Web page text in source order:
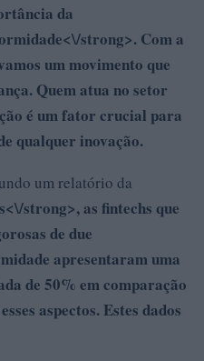
da
strong>. Com a
um movimento que
Quem atua no setor
é um fator crucial para
qualquer inovação.
um relatório da
strong>, as fintechs que
de due
apresentaram uma
de 50% em comparação
aspectos. Estes dados